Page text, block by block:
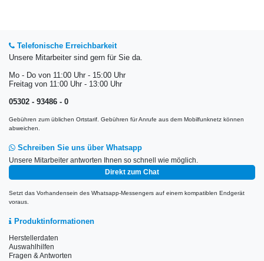
Telefonische Erreichbarkeit
Unsere Mitarbeiter sind gern für Sie da.
Mo - Do von 11:00 Uhr - 15:00 Uhr
Freitag von 11:00 Uhr - 13:00 Uhr
05302 - 93486 - 0
Gebühren zum üblichen Ortstarif. Gebühren für Anrufe aus dem Mobilfunknetz können
abweichen.
Schreiben Sie uns über Whatsapp
Unsere Mitarbeiter antworten Ihnen so schnell wie möglich.
Direkt zum Chat
Setzt das Vorhandensein des Whatsapp-Messengers auf einem kompatiblen Endgerät
voraus.
Produktinformationen
Herstellerdaten
Auswahlhilfen
Fragen & Antworten